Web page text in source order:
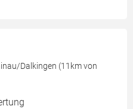
Dalkingen (11km von